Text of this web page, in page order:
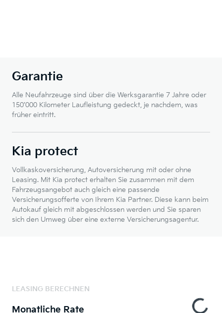
Garantie
Alle Neufahrzeuge sind über die Werksgarantie 7 Jahre oder
150’000 Kilometer Laufleistung gedeckt, je nachdem, was
früher eintritt.
Kia protect
Vollkaskoversicherung, Autoversicherung mit oder ohne
Leasing. Mit Kia protect erhalten Sie zusammen mit dem
Fahrzeugsangebot auch gleich eine passende
Versicherungsofferte von Ihrem Kia Partner. Diese kann beim
Autokauf gleich mit abgeschlossen werden und Sie sparen
sich den Umweg über eine externe Versicherungsagentur.
LEASING BERECHNEN
Monatliche Rate